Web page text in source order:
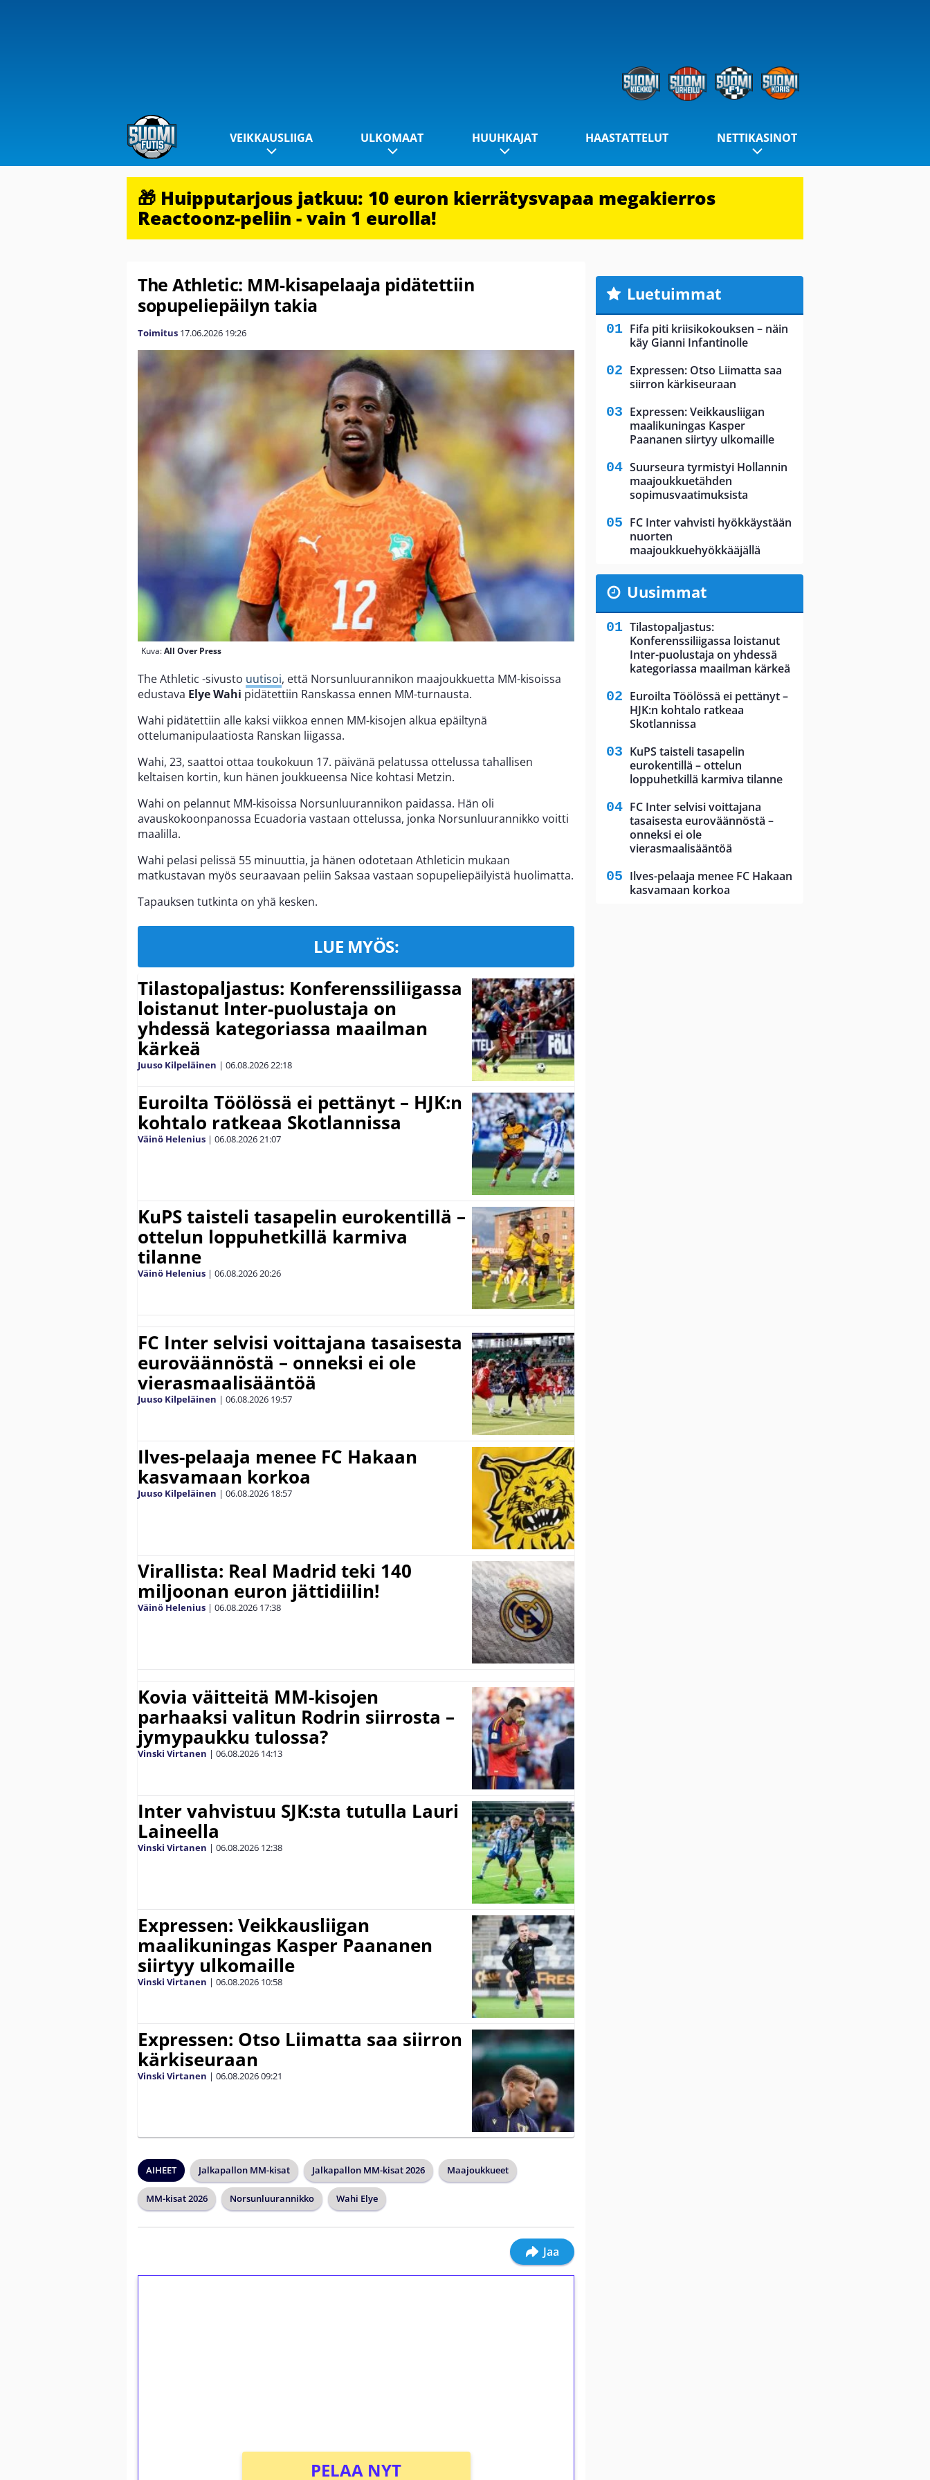
VEIKKAUSLIIGA ULKOMAAT HUUHKAJAT HAASTATTELUT NETTIKASINOT
🎁 Huipputarjous jatkuu: 10 euron kierrätysvapaa megakierros
Reactoonz-peliin - vain 1 eurolla!
The Athletic: MM-kisapelaaja pidätettiin
sopupeliepäilyn takia
Toimitus 17.06.2026 19:26
Kuva:All Over Press
The Athletic -sivusto uutisoi, että Norsunluurannikon maajoukkuetta MM-kisoissa
edustava Elye Wahi pidätettiin Ranskassa ennen MM-turnausta.
Wahi pidätettiin alle kaksi viikkoa ennen MM-kisojen alkua epäiltynä
ottelumanipulaatiosta Ranskan liigassa.
Wahi, 23, saattoi ottaa toukokuun 17. päivänä pelatussa ottelussa tahallisen
keltaisen kortin, kun hänen joukkueensa Nice kohtasi Metzin.
Wahi on pelannut MM-kisoissa Norsunluurannikon paidassa. Hän oli
avauskokoonpanossa Ecuadoria vastaan ottelussa, jonka Norsunluurannikko voitti
maalilla.
Wahi pelasi pelissä 55 minuuttia, ja hänen odotetaan Athleticin mukaan
matkustavan myös seuraavaan peliin Saksaa vastaan sopupeliepäilyistä huolimatta.
Tapauksen tutkinta on yhä kesken.
LUE MYÖS:
Tilastopaljastus: Konferenssiliigassa
loistanut Inter-puolustaja on
yhdessä kategoriassa maailman
kärkeä
Juuso Kilpeläinen | 06.08.202622:18
Euroilta Töölössä ei pettänyt – HJK:n
kohtalo ratkeaa Skotlannissa
Väinö Helenius | 06.08.202621:07
KuPS taisteli tasapelin eurokentillä –
ottelun loppuhetkillä karmiva
tilanne
Väinö Helenius | 06.08.202620:26
FC Inter selvisi voittajana tasaisesta
euroväännöstä – onneksi ei ole
vierasmaalisääntöä
Juuso Kilpeläinen | 06.08.2026 19:57
Ilves-pelaaja menee FC Hakaan
kasvamaan korkoa
Juuso Kilpeläinen | 06.08.2026 18:57
Virallista: Real Madrid teki 140
miljoonan euron jättidiilin!
Väinö Helenius | 06.08.2026 17:38
Kovia väitteitä MM-kisojen
parhaaksi valitun Rodrin siirrosta –
jymypaukku tulossa?
Vinski Virtanen | 06.08.2026 14:13
Inter vahvistuu SJK:sta tutulla Lauri
Laineella
Vinski Virtanen | 06.08.2026 12:38
Expressen: Veikkausliigan
maalikuningas Kasper Paananen
siirtyy ulkomaille
Vinski Virtanen | 06.08.2026 10:58
Expressen: Otso Liimatta saa siirron
kärkiseuraan
Vinski Virtanen | 06.08.202609:21
AIHEET Jalkapallon MM-kisat Jalkapallon MM-kisat 2026 Maajoukkueet
MM-kisat 2026 Norsunluurannikko Wahi Elye
Jaa
PELAA NYT
Luetuimmat
Fifa piti kriisikokouksen – näin
käy Gianni Infantinolle
Expressen: Otso Liimatta saa
siirron kärkiseuraan
Expressen: Veikkausliigan
maalikuningas Kasper
Paananen siirtyy ulkomaille
Suurseura tyrmistyi Hollannin
maajoukkuetähden
sopimusvaatimuksista
FC Inter vahvisti hyökkäystään
nuorten
maajoukkuehyökkääjällä
Uusimmat
Tilastopaljastus:
Konferenssiliigassa loistanut
Inter-puolustaja on yhdessä
kategoriassa maailman kärkeä
Euroilta Töölössä ei pettänyt –
HJK:n kohtalo ratkeaa
Skotlannissa
KuPS taisteli tasapelin
eurokentillä – ottelun
loppuhetkillä karmiva tilanne
FC Inter selvisi voittajana
tasaisesta euroväännöstä –
onneksi ei ole
vierasmaalisääntöä
Ilves-pelaaja menee FC Hakaan
kasvamaan korkoa